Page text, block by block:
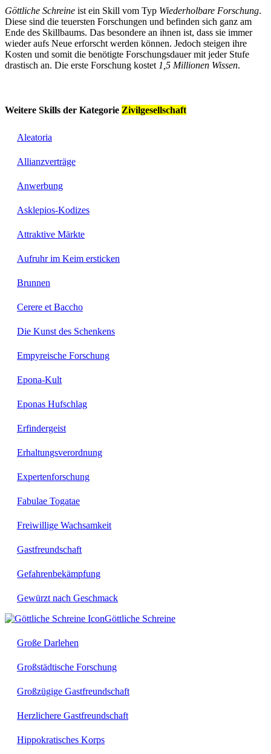
Göttliche Schreine ist ein Skill vom Typ Wiederholbare Forschung.
Diese sind die teuersten Forschungen und befinden sich ganz am
Ende des Skillbaums. Das besondere an ihnen ist, dass sie immer
wieder aufs Neue erforscht werden können. Jedoch steigen ihre
Kosten und somit die benötigte Forschungsdauer mit jeder Stufe
drastisch an. Die erste Forschung kostet 1,5 Millionen Wissen.
Weitere Skills der Kategorie Zivilgesellschaft
Aleatoria
Allianzverträge
Anwerbung
Asklepios-Kodizes
Attraktive Märkte
Aufruhr im Keim ersticken
Brunnen
Cerere et Baccho
Die Kunst des Schenkens
Empyreische Forschung
Epona-Kult
Eponas Hufschlag
Erfindergeist
Erhaltungsverordnung
Expertenforschung
Fabulae Togatae
Freiwillige Wachsamkeit
Gastfreundschaft
Gefahrenbekämpfung
Gewürzt nach Geschmack
Göttliche Schreine
Große Darlehen
Großstädtische Forschung
Großzügige Gastfreundschaft
Herzlichere Gastfreundschaft
Hippokratisches Korps